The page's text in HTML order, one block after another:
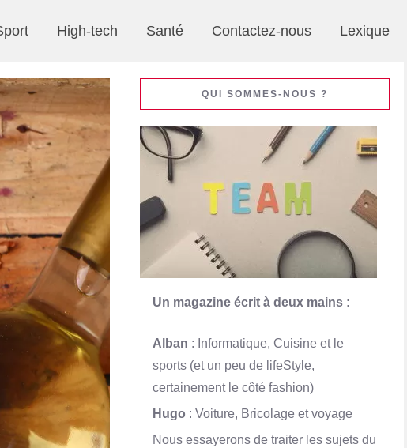
High-tech Santé Contactez-nous Lexique
QUI SOMMES-NOUS ?
Un magazine écrit à deux mains :
Alban : Informatique, Cuisine et le
sports (et un peu de lifeStyle,
certainement le côté fashion)
Hugo : Voiture, Bricolage et voyage
Nous essayerons de traiter les sujets du